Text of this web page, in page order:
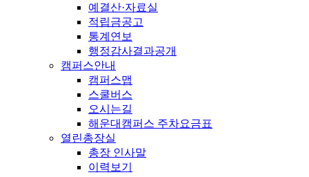
예결산·자료실
적립금공고
통계연보
행정감사결과공개
캠퍼스안내
캠퍼스맵
스쿨버스
오시는길
해운대캠퍼스 주차요금표
열린총장실
총장 인사말
이력보기